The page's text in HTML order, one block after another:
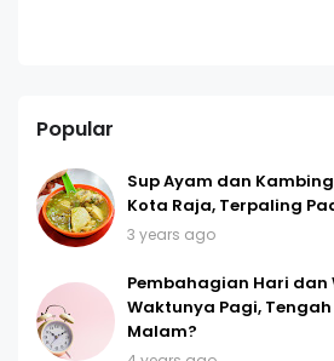
Popular
Sup Ayam dan
Kota Raja, Terpaling
3 years ago
Pembahagian Hari dan
Waktunya Pagi,
Malam?